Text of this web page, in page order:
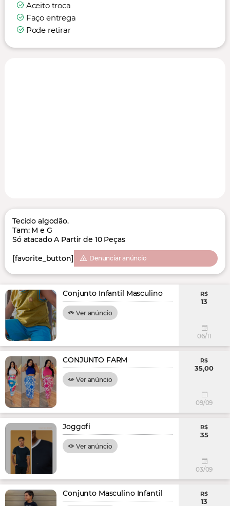
Aceito troca
Faço entrega
Pode retirar
Tecido algodão.
Tam: M e G
Só atacado A Partir de 10 Peças
[favorite_button] Denunciar anúncio
Conjunto Infantil Masculino
Ver anúncio
R$
13
06/11
CONJUNTO FARM
Ver anúncio
R$
35,00
09/09
Joggofi
Ver anúncio
R$
35
03/09
Conjunto Masculino Infantil R$
13